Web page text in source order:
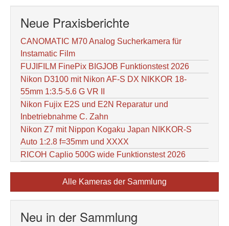
Neue Praxisberichte
CANOMATIC M70 Analog Sucherkamera für
Instamatic Film
FUJIFILM FinePix BIGJOB Funktionstest 2026
Nikon D3100 mit Nikon AF-S DX NIKKOR 18-
55mm 1:3.5-5.6 G VR II
Nikon Fujix E2S und E2N Reparatur und
Inbetriebnahme C. Zahn
Nikon Z7 mit Nippon Kogaku Japan NIKKOR-S
Auto 1:2.8 f=35mm und XXXX
RICOH Caplio 500G wide Funktionstest 2026
Alle Kameras der Sammlung
Neu in der Sammlung